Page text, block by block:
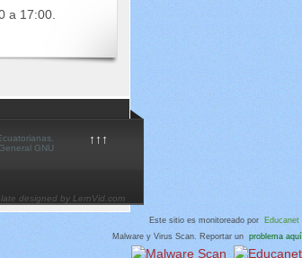
a 17:00.
↑↑↑
GNU
designed by LernVid.com
Este sitio es monitoreado por Educanet
Malware y Virus Scan. Reportar un problema aquí